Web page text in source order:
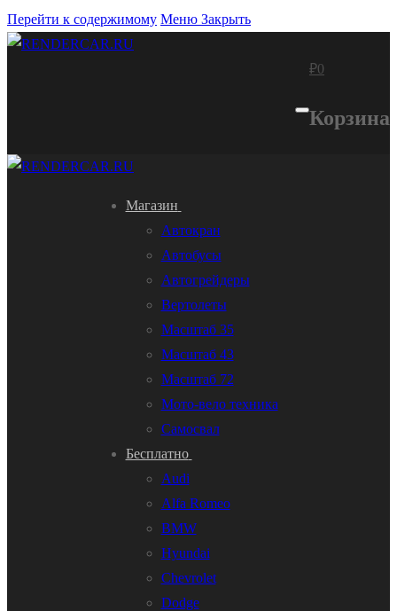
Перейти к содержимому Меню Закрыть
₽0
Корзина
Магазин
Автокран
Автобусы
Автогрейдеры
Вертолеты
Масштаб 35
Масштаб 43
Масштаб 72
Мото-вело техника
Самосвал
Бесплатно
Audi
Alfa Romeo
BMW
Hyundai
Chevrolet
Dodge